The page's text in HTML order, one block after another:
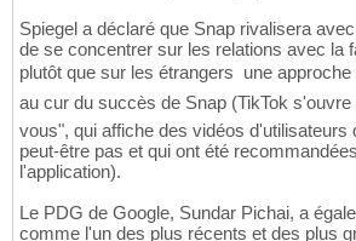
Spiegel a déclaré que Snap rivalisera
de se concentrer sur les relations avec la
plutôt que sur les étrangers  une
au cur du succès de Snap (TikTok
vous", qui affiche des vidéos d'utilisateurs
peut-être pas et qui ont été
l'application).
Le PDG de Google, Sundar Pichai, a
comme l'un des plus récents et des plus